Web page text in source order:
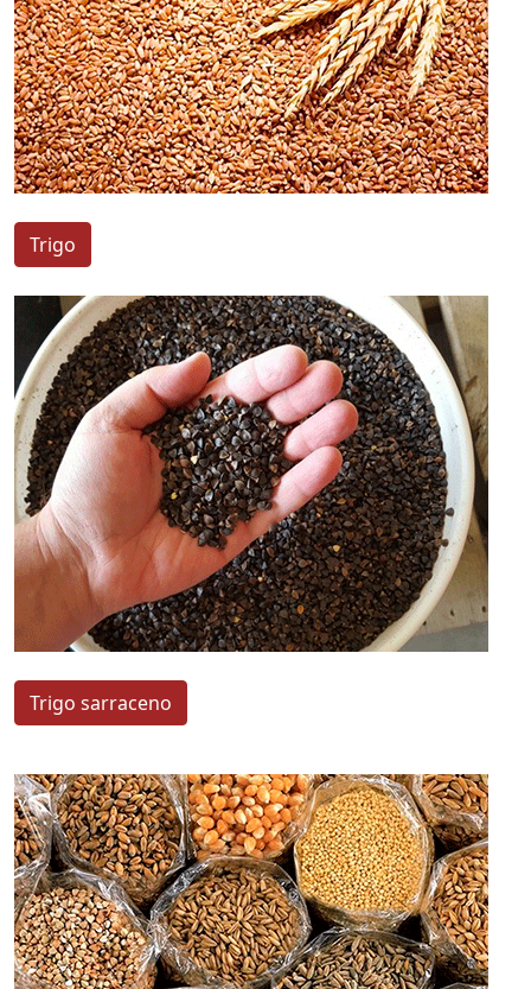
Trigo
Trigo sarraceno